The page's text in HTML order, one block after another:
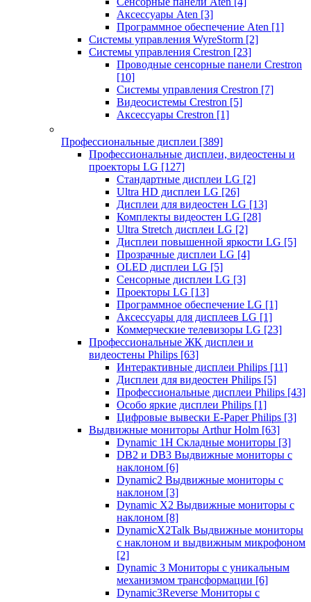
Аксессуары Aten [3]
Программное обеспечение Aten [1]
Системы управления WyreStorm [2]
Системы управления Crestron [23]
Проводные сенсорные панели Crestron
[10]
Системы управления Crestron [7]
Видеосистемы Crestron [5]
Аксессуары Crestron [1]
Профессиональные дисплеи [389]
Профессиональные дисплеи, видеостены и
проекторы LG [127]
Стандартные дисплеи LG [2]
Ultra HD дисплеи LG [26]
Дисплеи для видеостен LG [13]
Комплекты видеостен LG [28]
Ultra Stretch дисплеи LG [2]
Дисплеи повышенной яркости LG [5]
Прозрачные дисплеи LG [4]
OLED дисплеи LG [5]
Сенсорные дисплеи LG [3]
Проекторы LG [13]
Программное обеспечение LG [1]
Аксессуары для дисплеев LG [1]
Коммерческие телевизоры LG [23]
Профессиональные ЖК дисплеи и
видеостены Philips [63]
Интерактивные дисплеи Philips [11]
Дисплеи для видеостен Philips [5]
Профессиональные дисплеи Philips [43]
Особо яркие дисплеи Philips [1]
Цифровые вывески E-Paper Philips [3]
Выдвижные мониторы Arthur Holm [63]
Dynamic 1Н Складные мониторы [3]
DB2 и DB3 Выдвижные мониторы с
наклоном [6]
Dynamic2 Выдвижные мониторы с
наклоном [3]
Dynamic X2 Выдвижные мониторы с
наклоном [8]
DynamicX2Talk Выдвижные мониторы
с наклоном и выдвижным микрофоном
[2]
Dynamic 3 Мониторы с уникальным
механизмом трансформации [6]
Dynamic3Reverse Мониторы с